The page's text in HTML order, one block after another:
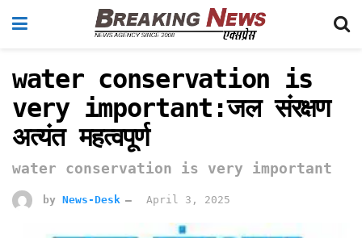
water conservation is
very important:जल संरक्षण
अत्यंत महत्वपूर्ण
water conservation is very important
by News-Desk April 3, 2025